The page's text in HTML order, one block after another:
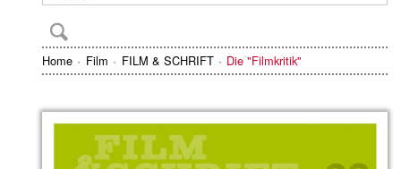
Home Film FILM & SCHRIFT Die "Filmkritik"